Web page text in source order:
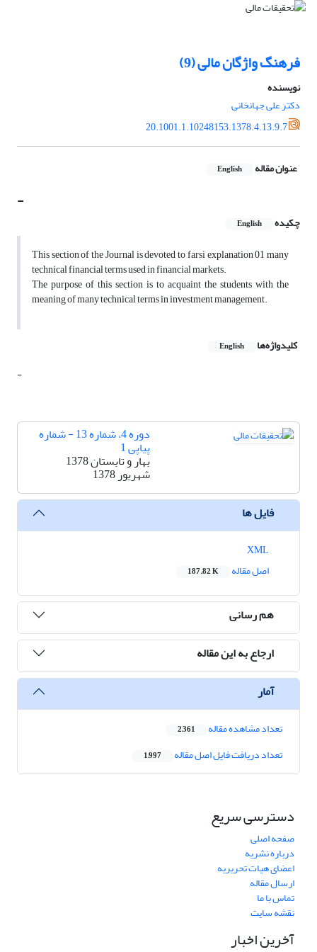
فرهنگ واژگان مالی (9)
نویسنده
دکتر علی جهانخانی
20.1001.1.10248153.1378.4.13.9.7
عنوان مقاله English
-
چکیده English
This section of the Journal is devoted to farsi explanation 01 many
technical financial terms used in financial markets.
The purpose of this section is to acquaint the students with the
meaning of many technical terms in investment management.
کلیدواژه‌ها English
-
دوره 4، شماره 13 - شماره
پیاپی 1
بهار و تابستان 1378
شهریور 1378
فایل ها
اصل مقاله
187.82 K
هم رسانی
ارجاع به این مقاله
آمار
تعداد مشاهده مقاله 2,361
تعداد دریافت فایل اصل مقاله 1,997
دسترسی سریع
صفحه اصلی
درباره نشریه
اعضای هیات تحریریه
ارسال مقاله
تماس با ما
نقشه سایت
آخرین اخبار